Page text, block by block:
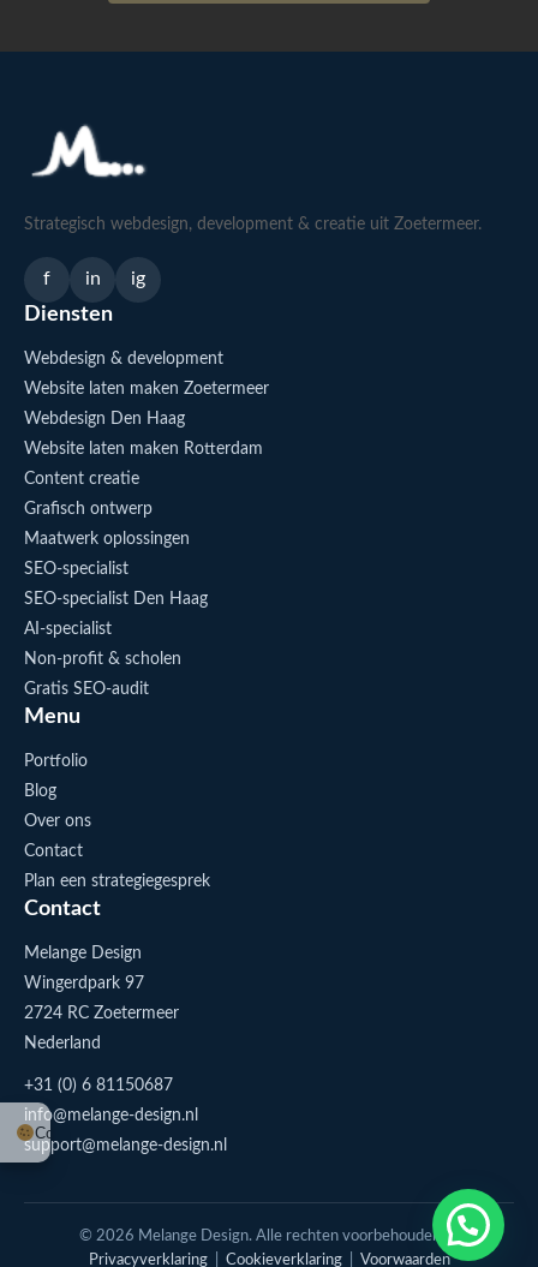
Cookie-instellingen
Stuur me een appje
Strategisch webdesign, development & creatie uit Zoetermeer.
f in ig
Diensten
Webdesign & development
Website laten maken Zoetermeer
Webdesign Den Haag
Website laten maken Rotterdam
Content creatie
Grafisch ontwerp
Maatwerk oplossingen
SEO-specialist
SEO-specialist Den Haag
AI-specialist
Non-profit & scholen
Gratis SEO-audit
Menu
Portfolio
Blog
Over ons
Contact
Plan een strategiegesprek
Contact
Melange Design
Wingerdpark 97
2724 RC Zoetermeer
Nederland
+31 (0) 6 81150687
info@melange-design.nl
support@melange-design.nl
© 2026 Melange Design. Alle rechten voorbehouden. |
Privacyverklaring| Cookieverklaring| Voorwaarden